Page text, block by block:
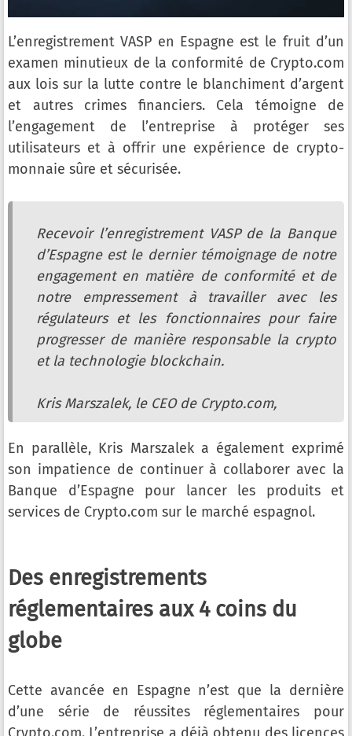
L’enregistrement VASP en Espagne est le fruit d’un
examen minutieux de la conformité de Crypto.com
aux lois sur la lutte contre le blanchiment d’argent
et autres crimes financiers. Cela témoigne de
l’engagement de l’entreprise à protéger ses
utilisateurs et à offrir une expérience de crypto-
monnaie sûre et sécurisée.
Recevoir l’enregistrement VASP de la Banque
d’Espagne est le dernier témoignage de notre
engagement en matière de conformité et de
notre empressement à travailler avec les
régulateurs et les fonctionnaires pour faire
progresser de manière responsable la crypto
et la technologie blockchain.
Kris Marszalek, le CEO de Crypto.com,
En parallèle, Kris Marszalek a également exprimé
son impatience de continuer à collaborer avec la
Banque d’Espagne pour lancer les produits et
services de Crypto.com sur le marché espagnol.
Des enregistrements
réglementaires aux 4 coins du
globe
Cette avancée en Espagne n’est que la dernière
d’une série de réussites réglementaires pour